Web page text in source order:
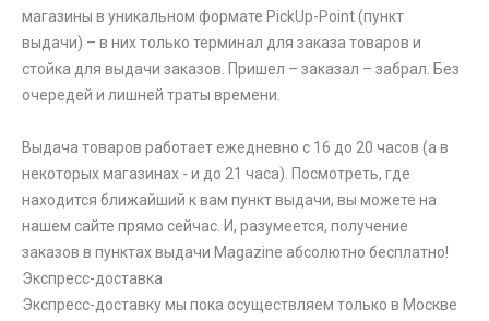
магазины в уникальном формате PickUp-Point (пункт
выдачи) – в них только терминал для заказа товаров и
стойка для выдачи заказов. Пришел – заказал – забрал. Без
очередей и лишней траты времени.
Выдача товаров работает ежедневно с 16 до 20 часов (а в
некоторых магазинах - и до 21 часа). Посмотреть, где
находится ближайший к вам пункт выдачи, вы можете на
нашем сайте прямо сейчас. И, разумеется, получение
заказов в пунктах выдачи Magazine абсолютно бесплатно!
Экспресс-доставка
Экспресс-доставку мы пока осуществляем только в Москве